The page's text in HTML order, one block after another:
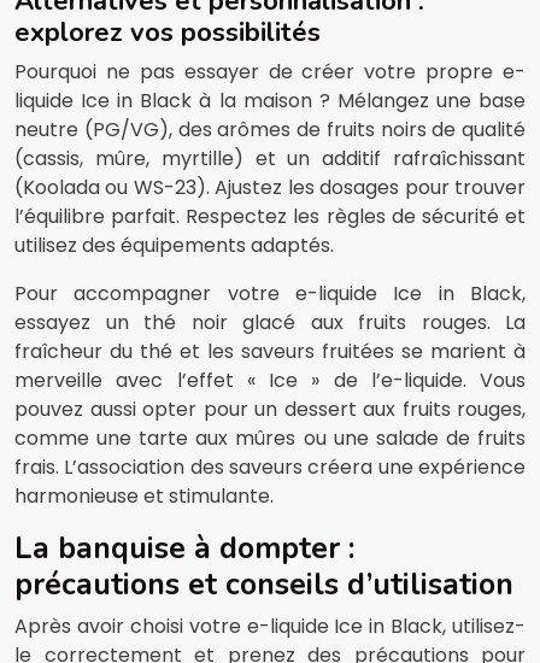
explorez vos possibilités
Pourquoi ne pas essayer de créer votre propre e-
liquide Ice in Black à la maison ? Mélangez une base
neutre (PG/VG), des arômes de fruits noirs de qualité
(cassis, mûre, myrtille) et un additif rafraîchissant
(Koolada ou WS-23). Ajustez les dosages pour trouver
l’équilibre parfait. Respectez les règles de sécurité et
utilisez des équipements adaptés.
Pour accompagner votre e-liquide Ice in Black,
essayez un thé noir glacé aux fruits rouges. La
fraîcheur du thé et les saveurs fruitées se marient à
merveille avec l’effet « Ice » de l’e-liquide. Vous
pouvez aussi opter pour un dessert aux fruits rouges,
comme une tarte aux mûres ou une salade de fruits
frais. L’association des saveurs créera une expérience
harmonieuse et stimulante.
La banquise à dompter :
précautions et conseils d’utilisation
Après avoir choisi votre e-liquide Ice in Black, utilisez-
le correctement et prenez des précautions pour